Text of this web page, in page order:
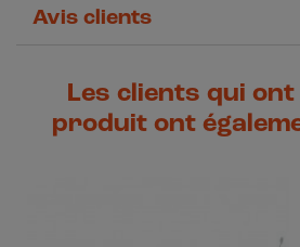
Avis clients
Les clients qui ont
produit ont